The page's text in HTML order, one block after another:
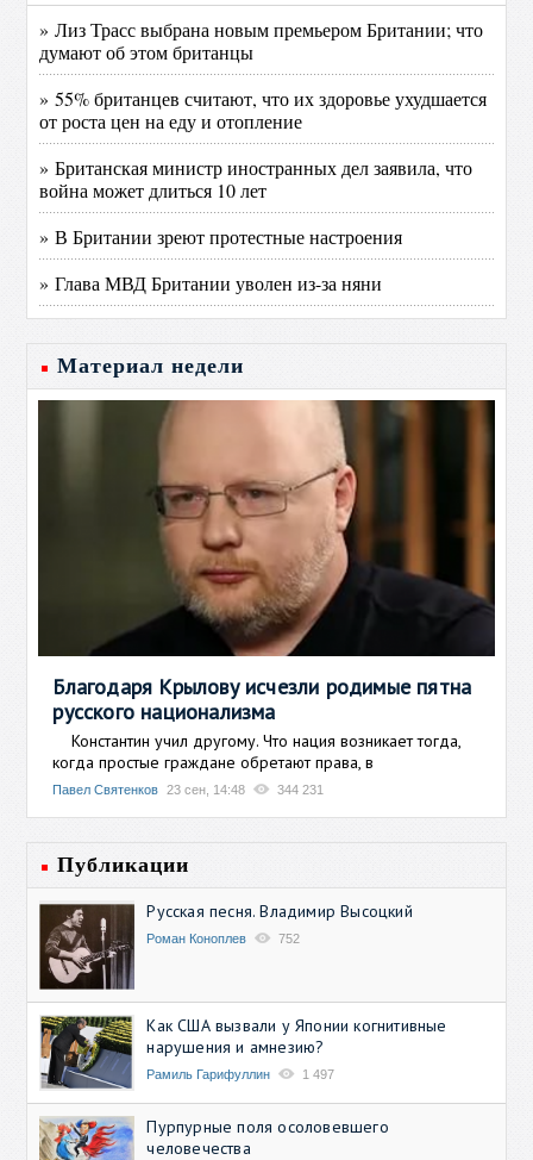
» Лиз Трасс выбрана новым премьером Британии; что
думают об этом британцы
» 55% британцев считают, что их здоровье ухудшается
от роста цен на еду и отопление
» Британская министр иностранных дел заявила, что
война может длиться 10 лет
» В Британии зреют протестные настроения
» Глава МВД Британии уволен из-за няни
Материал недели
Благодаря Крылову исчезли родимые пятна
русского национализма
Константин учил другому. Что нация возникает тогда,
когда простые граждане обретают права, в
Павел Святенков 23 сен, 14:48 344 231
Публикации
Русская песня. Владимир Высоцкий
Роман Коноплев 752
Как США вызвали у Японии когнитивные
нарушения и амнезию?
Рамиль Гарифуллин 1 497
Пурпурные поля осоловевшего
человечества